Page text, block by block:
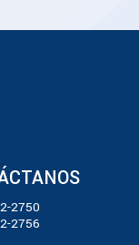
2750
2756